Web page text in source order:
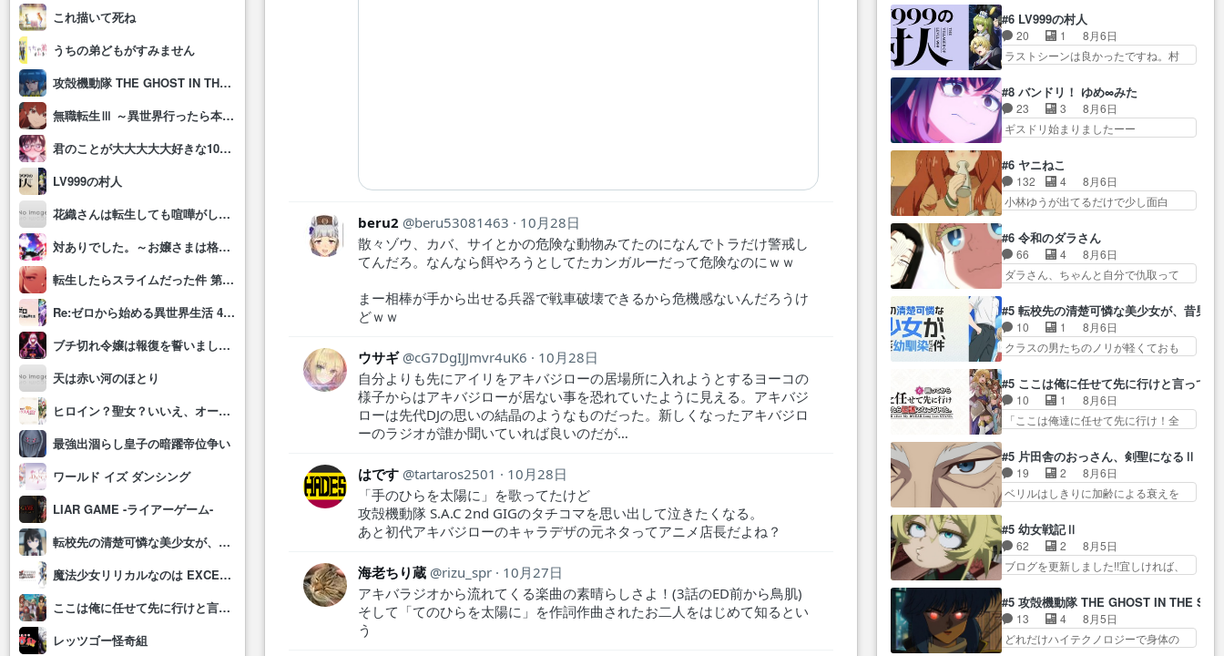
これ描いて死ね
うちの弟どもがすみません
攻殻機動隊 THE GHOST IN THE SHELL
無職転生Ⅲ ～異世界行ったら本気だす～
君のことが大大大大大好きな100人の彼女(第3期)
LV999の村人
花織さんは転生しても喧嘩がしたい
対ありでした。～お嬢さまは格闘ゲームなんてしない～
転生したらスライムだった件 第4期
Re:ゼロから始める異世界生活 4th season
ブチ切れ令嬢は報復を誓いました。 ～魔導書の力で祖国を叩き潰します～
天は赤い河のほとり
ヒロイン？聖女？いいえ、オールワークスメイドです(誇)！
最強出涸らし皇子の暗躍帝位争い
ワールド イズ ダンシング
LIAR GAME -ライアーゲーム-
転校先の清楚可憐な美少女が、昔男子と思って一緒に遊んだ幼馴染だった件
魔法少女リリカルなのは EXCEEDS Gun Blaze Vengeance
ここは俺に任せて先に行けと言ってから10年がたったら伝説になっていた。
レッツゴー怪奇組
beru2 beru53081463
10月28日
散々ゾウ、カバ、サイとかの危険な動物みてたのになんでトラだけ警戒し
てんだろ。なんなら餌やろうとしてたカンガルーだって危険なのにｗｗ
まー相棒が手から出せる兵器で戦車破壊できるから危機感ないんだろうけ
どｗｗ
ウサギ cG7DgIJJmvr4uK6
10月28日
自分よりも先にアイリをアキバジローの居場所に入れようとするヨーコの
様子からはアキバジローが居ない事を恐れていたように見える。アキバジ
ローは先代DJの思いの結晶のようなものだった。新しくなったアキバジロ
ーのラジオが誰か聞いていれば良いのだが…
はです tartaros2501
10月28日
「手のひらを太陽に」を歌ってたけど
攻殻機動隊 S.A.C 2nd GIGのタチコマを思い出して泣きたくなる。
あと初代アキバジローのキャラデザの元ネタってアニメ店長だよね？
海老ちり蔵 rizu_spr
10月27日
アキバラジオから流れてくる楽曲の素晴らしさよ！(3話のED前から鳥肌)
そして「てのひらを太陽に」を作詞作曲されたお二人をはじめて知るとい
う
ダムに来た黒絵た… ライリーが
好きだったクズ男ハルゴンが懲
ら… メイクでちょっと勇気出て
る黒絵ちゃん可愛…
前半の霊カモみたいになってるよねw
ジェッ… 今回はいつもと違って
霊が大人しいなと思っ… 最後に
お… 交通系悪霊除霊ツアー編！
どっちが悪かよく… よく見ない
と気付けない2つのエピソードに…
が同人誌即売会の… 買ってもら
えた最初の一冊お客にプロポー
ズ… 遅れて5話，コミティア前哨
戦ですが，ここ… 「同情は創作
す… 東京で開かれる即売会に行
って自分たちの本… 一冊売る事
の苦労と喜びを知る手島先生が
ー編集さん。同… 自分の妄想を
買ってくれる人がいるという
も… 初めて自分の漫画が売れた
時の感動、懐かし…
#6 LV999の村人
20 1
8月6日
ラストシーンは良かったですね。村
鬼モードフィンガーシリ… アリ
スと10年後に結婚の約束をした鏡ず
っ… カジノスタッフ募集するも
集まらない更に追… 王命でクル
ビ… 最強の村人・鏡との出会い
で少しは変わった… やはり何か
悲しい過去がありそうな。鏡の
深そうやね姫を舐… 新キャラが
登場早々変態扱いされてる件。
タ… まだまだお元気そうなお声
で……不意打ち過…
#8 バンドリ！ ゆめ∞みた
23 3
8月6日
ギスドリ始まりましたーー
めっちゃ情緒不安定になってて
怖… 超回復を見守っていかない
と、ですね！！み… 開幕聞き取
りスタッフに定治いなかった？
節介だったりする… ビオラの立
ち回り害悪すぎるお近づきの印
が… ・律っちゃん明るくなった
た一難、律がビオラの呪縛か
ら… 「私はあなたが嫌いなんで
す」「バンドやめ… 何が起きて
いるのか！？次週、みゅーたいぷ…
#6 ヤニねこ
132 4
8月6日
小林ゆうが出てるだけで少し面白
◯◯◯される強制百合を期待
し… ヒグマドンってなんな
ん！？人見知りっぽい… なんな
ら下ネタ0じゃなかったかこんな回
イルドな回だった… 今回はだい
ぶある程度抑えてる？w感じな
気… アルねこ、そうはならんや
生きていたゴキブリ死んでる
GP… アルねこ危険ですよね。健
康的な面で··江… 酔い潰れ行き着
いた江ノ島で、朝日を眺めな…
#6 令和のダラさん
66 4
8月6日
ダラさん、ちゃんと自分で仇取って
じゃないのよケロロじゃ… ロボ
ットに憧れてビーム撃ちたいと…そ
うい… 余りにも凄惨なダラさん
の過去ダラさんの６… 過去編は
い… ガンガガン♪薫がなんかしっ
かり歌ってロマ… 姉巫女の誤
算、クソみたいな嫉妬の末路よ。
ン言うてないで… このアニメは
どこに行くのだろう、面白す
ぎ… 姉のした事はただ単に一族
を絶滅させただけ…
#5 転校先の清楚可憐な美少女が、昔男
10 1
8月6日
クラスの男たちのノリが軽くておも
いを拗らせているタイプ… みな
もちゃんが透けブラしててびっくり
して… レベルのキャラが登場。
相変わらず顔や体の… 隼人が春
じ… 第５話をU-NEXTで視聴しま
した。視聴… ラブコメで天然ジ
ゴロというかナチュラルヒ… み
不安に… 無理なダイエットは禁
物だけど、なかなか結… 「これ
からもお手入れ、がんばりゅ」あり
が…
#5 ここは俺に任せて先に行けと言って
10 1
8月6日
「ここは俺達に任せて先に行け！全
ロックが今、2人にあと… 木下鈴
奈（@0suzuna0）が【マリー…
村ごと乗っ取られてたら流石に気付
かないか… 《漫画版少し読んだ
クは敵に容赦無くブスっといくから
気持… 勇者パーティー再結成し
て先にいけで激アツ… 爆縮、幻
な… ねぇ猫耳ガール、敵の根城
に乗り込む事を同… 世もや替え
が利くと復活Pとは？！もう来週…
#5 片田舎のおっさん、剣聖になるⅡ
19 2
8月6日
ベリルはしきりに加齢による衰えを
ていた限界を超えて命の… いい
んじゃないですか。魔物の群を発見
した… アマプラにて視聴終わ
り！サーベルボア討伐… を言い
り… 先生としてのベリルが好き
だけど、今回みた… 4人だけでサ
ーベルボアを狩りに行く。野
#5 幼女戦記Ⅱ
62 2
8月5日
ブログを更新しました!!宜しければ、
選んだゼートゥーア… ゼートゥ
ーアの唯一の手駒が強すぎる笑あ
お… 私にとって完全にご褒美回
ゼー様の葉巻シー… やはりター
#5 攻殻機動隊 THE GHOST IN THE
13 4
8月5日
どれだけハイテクノロジーで身体の